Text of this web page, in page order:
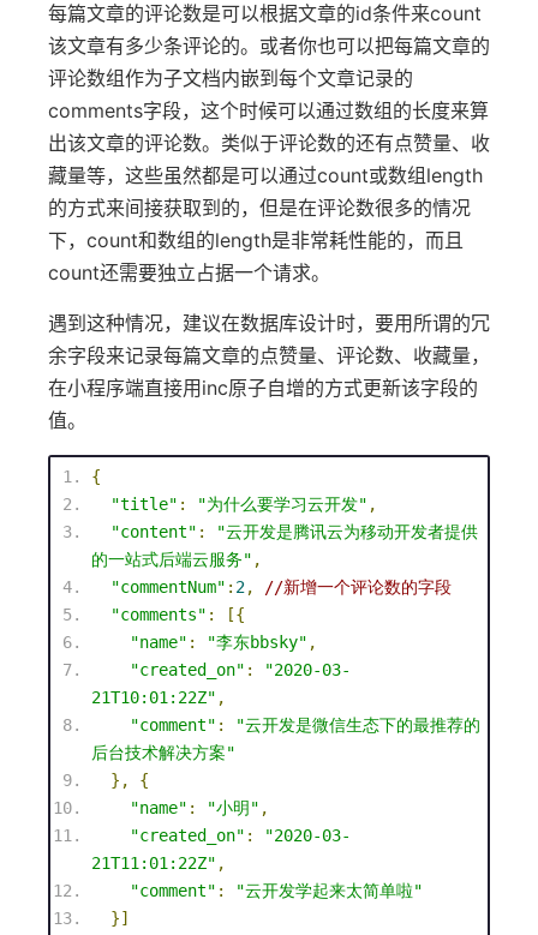
每篇文章的评论数是可以根据文章的id条件来count
该文章有多少条评论的。或者你也可以把每篇文章的
评论数组作为子文档内嵌到每个文章记录的
comments字段，这个时候可以通过数组的长度来算
出该文章的评论数。类似于评论数的还有点赞量、收
藏量等，这些虽然都是可以通过count或数组length
的方式来间接获取到的，但是在评论数很多的情况
下，count和数组的length是非常耗性能的，而且
count还需要独立占据一个请求。
遇到这种情况，建议在数据库设计时，要用所谓的冗
余字段来记录每篇文章的点赞量、评论数、收藏量，
在小程序端直接用inc原子自增的方式更新该字段的
值。
{
"title" : "为什么要学习云开发" ,
"content" :
"云开发是腾讯云为移动开发者提供
的一站式后端云服务" ,
"commentNum" : 2,
//新增一个评论数的字段
"comments" :
[{
"name" : "李东bbsky" ,
"created_on" :
"2020-03-
21T10:01:22Z" ,
"comment" :
"云开发是微信生态下的最推荐的
后台技术解决方案"
},
{
"name" : "小明" ,
"created_on" :
"2020-03-
21T11:01:22Z" ,
"comment" :
"云开发学起来太简单啦"
}]